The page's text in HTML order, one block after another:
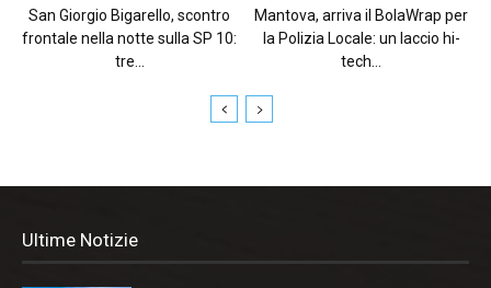
San Giorgio Bigarello, scontro
frontale nella notte sulla SP 10:
tre...
Mantova, arriva il BolaWrap per
la Polizia Locale: un laccio hi-
tech...
Ultime Notizie